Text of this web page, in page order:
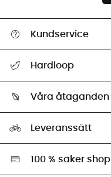
Kundservice
Retur & återbetalning
Hardloop
Ambassadörer
Våra åtaganden
Miljöanpassat urval
Leveranssätt
100 % säker